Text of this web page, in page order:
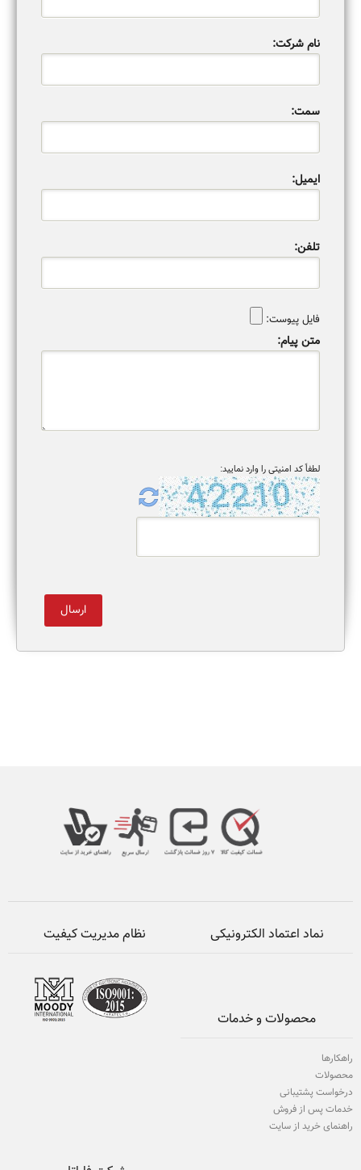
نام شرکت:
سمت:
ایمیل:
تلفن:
فایل پیوست:
متن پیام:
لطفاً کد امنیتی را وارد نمایید:
نظام مدیریت کیفیت نماد اعتماد الکترونیکی
محصولات و خدمات
راهکارها
محصولات
درخواست پشتیبانی
خدمات پس از فروش
راهنمای خرید از سایت